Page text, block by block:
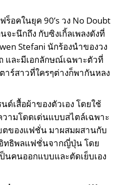
อคในยุค 90’s วง No Doubt
ะนึกถึง กับซิงเกิ้ลเพลงดังที่
Stefani นักร้องนำของวง
และมีเอกลักษณ์เฉพาะตัวที่
าร์สาวที่ใครๆต่างก็พากันหลง
ด์เสื้อผ้าของตัวเอง โดยใช้
วามโดดเด่นแบบสไตล์เฉพาะ
ตของแฟชั่น มาผสมผสานกับ
ทธิพลแฟชั่นจากญี่ปุ่น โดย
นคนออกแบบและตัดเย็บเอง